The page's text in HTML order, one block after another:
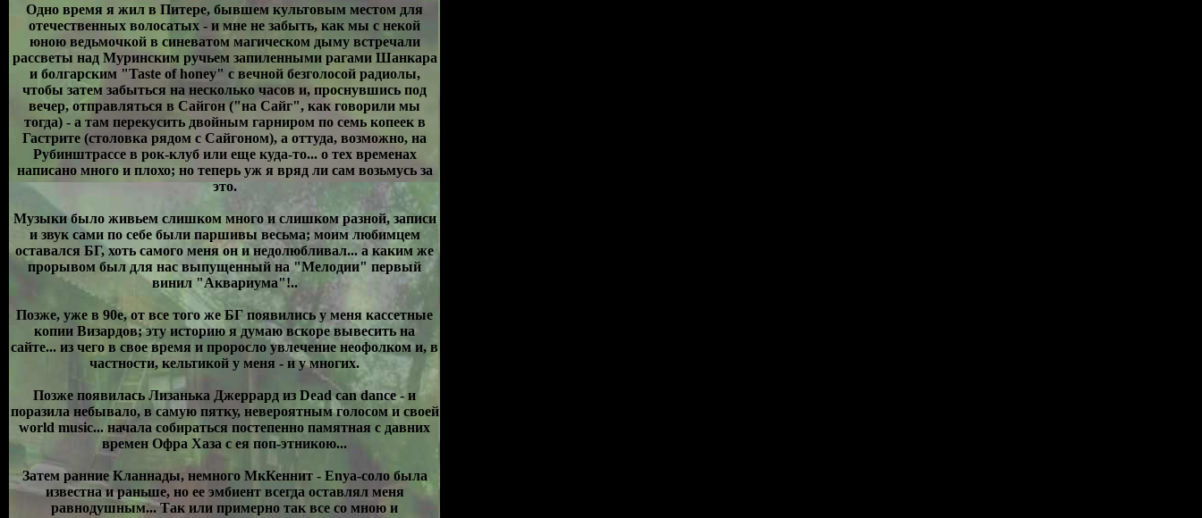
Одно время я жил в Питере, бывшем культовым местом для
отечественных волосатых - и мне не забыть, как мы с некой
юною ведьмочкой в синеватом магическом дыму встречали
рассветы над Муринским ручьем запиленными рагами Шанкара
и болгарским "Taste of honey" с вечной безголосой радиолы,
чтобы затем забыться на несколько часов и, проснувшись под
вечер, отправляться в Сайгон ("на Сайг", как говорили мы
тогда) - а там перекусить двойным гарниром по семь копеек в
Гастрите (столовка рядом с Сайгоном), а оттуда, возможно, на
Рубинштрассе в рок-клуб или еще куда-то... о тех временах
написано много и плохо; но теперь уж я вряд ли сам возьмусь за
это.
Музыки было живьем слишком много и слишком разной, записи
и звук сами по себе были паршивы весьма; моим любимцем
оставался БГ, хоть самого меня он и недолюбливал... а каким же
прорывом был для нас выпущенный на "Мелодии" первый
винил "Аквариума"!..
Позже, уже в 90е, от все того же БГ появились у меня кассетные
копии Визардов; эту историю я думаю вскоре вывесить на
сайте... из чего в свое время и проросло увлечение неофолком и, в
частности, кельтикой у меня - и у многих.
Позже появилась Лизанька Джеррард из Dead can dance - и
поразила небывало, в самую пятку, невероятным голосом и своей
world music... начала собираться постепенно памятная с давних
времен Офра Хаза с ея поп-этникою...
Затем ранние Кланнады, немного МкКеннит - Enya-соло была
известна и раньше, но ее эмбиент всегда оставлял меня
равнодушным... Так или примерно так все со мною и